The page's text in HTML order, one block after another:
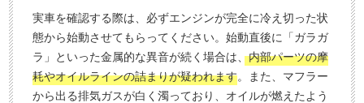
実車を確認する際は、必ずエンジンが完全に冷え切った状
態から始動させてもらってください。始動直後に「ガラガ
ラ」といった金属的な異音が続く場合は、内部パーツの摩
耗やオイルラインの詰まりが疑われます。また、マフラー
から出る排気ガスが白く濁っており、オイルが燃えたよう